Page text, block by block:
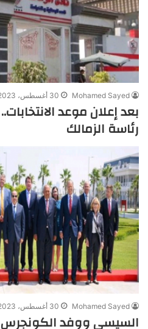
Mohamed Sayed 30 أغسطس، 2023
بعد إعلان موعد
رئاسة الزمالك
Mohamed Sayed 30 أغسطس، 2023
السيسي ووفد الكونجرس